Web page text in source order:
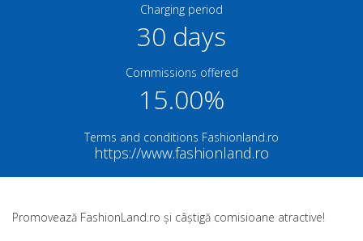
Charging period
30 days
Commissions offered
15.00%
Terms and conditions Fashionland.ro
https://www.fashionland.ro
Promovează FashionLand.ro și câștigă comisioane atractive!